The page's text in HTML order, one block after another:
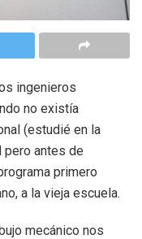
ingenieros
no existía
(estudié en la
pero antes de
primero
a la vieja escuela.
mecánico nos